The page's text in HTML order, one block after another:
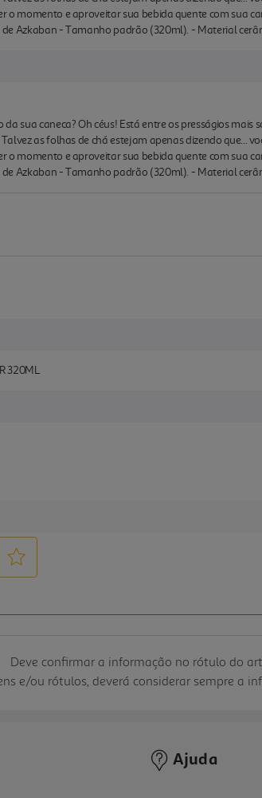
o momento e aproveitar sua bebida quente com sua
Azkaban - Tamanho padrão (320ml). - Material
sua caneca? Oh céus! Está entre os presságios
as folhas de chá estejam apenas dizendo que...
o momento e aproveitar sua bebida quente com sua
Azkaban - Tamanho padrão (320ml). - Material
320ML
Deve confirmar a informação no rótulo do
e/ou rótulos, deverá considerar sempre a
Ajuda